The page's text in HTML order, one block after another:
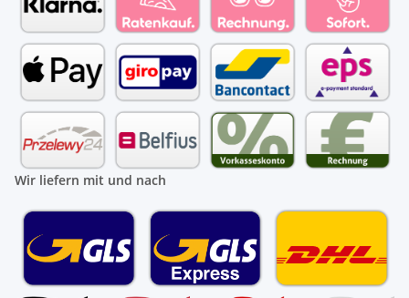
Wir liefern mit und nach